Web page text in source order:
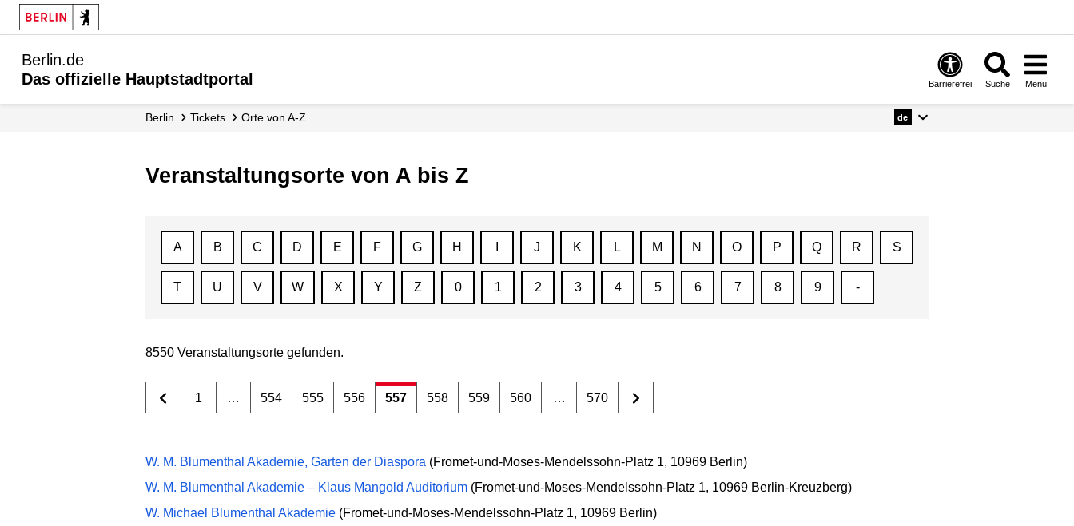
Berlin.de
Das offizielle Hauptstadtportal
Barrierefrei Suche Menü
Berlin Tickets Orte von A-Z de
Veranstaltungsorte von A bis Z
A B C D E F G H J K L M N O P Q R S
T U V W X Y Z 0 1 2 3 4 5 6 7 8 9 -
8550 Veranstaltungsorte gefunden.
1 … 554 555 556 557 558 559 560 … 570
W. M. Blumenthal Akademie, Garten der Diaspora (Fromet-und-Moses-Mendelssohn-Platz 1, 10969 Berlin)
W. M. Blumenthal Akademie – Klaus Mangold Auditorium (Fromet-und-Moses-Mendelssohn-Platz 1, 10969 Berlin-Kreuzberg)
W. Michael Blumenthal Akademie (Fromet-und-Moses-Mendelssohn-Platz 1, 10969 Berlin)